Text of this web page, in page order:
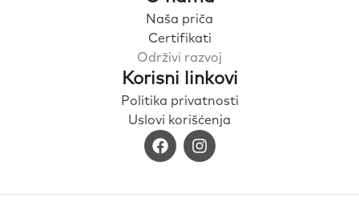
Naša priča
Certifikati
Održivi razvoj
Korisni linkovi
Politika privatnosti
Uslovi korišćenja